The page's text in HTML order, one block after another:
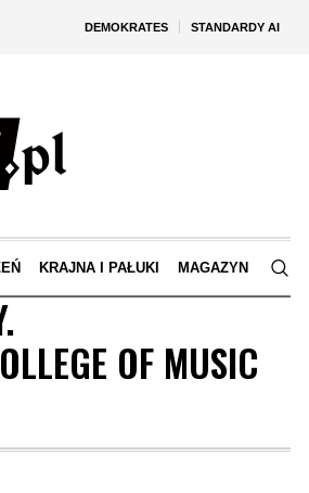
DEMOKRATES STANDARDY AI
KRAJNA I PAŁUKI MAGAZYN
OF MUSIC